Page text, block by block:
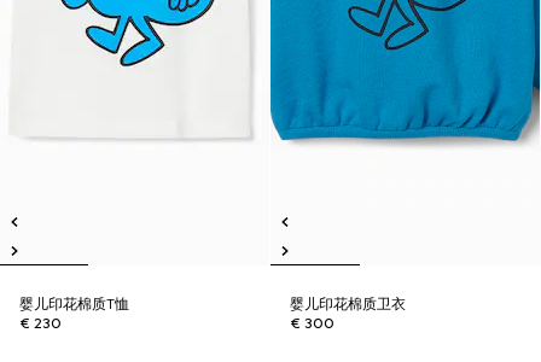
婴儿印花棉质T恤
€ 230
婴儿印花棉质卫衣
€ 300